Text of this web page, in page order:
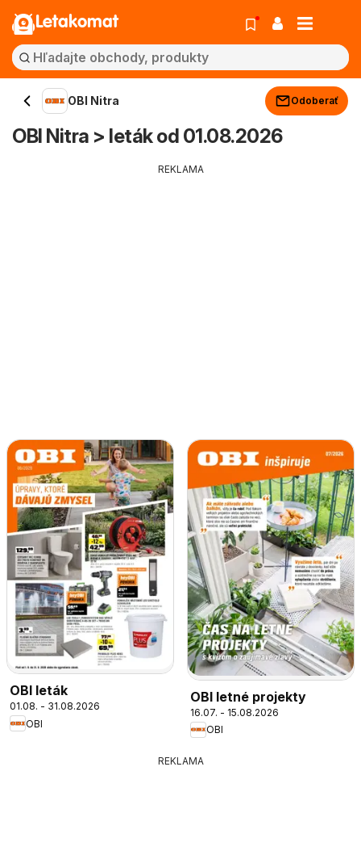
Letakomat
OBI Nitra Odoberať
OBI Nitra > leták od 01.08.2026
REKLAMA
OBI leták
01.08. - 31.08.2026
OBI
OBI letné projekty
16.07. - 15.08.2026
OBI
REKLAMA